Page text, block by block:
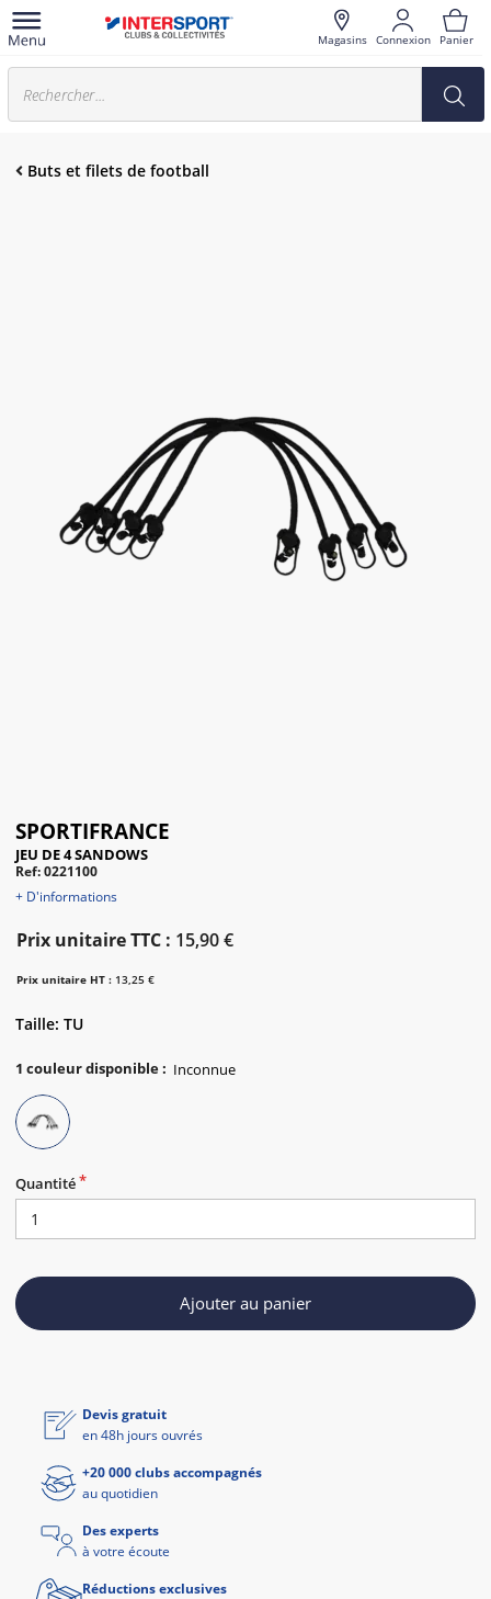
Magasins Connexion Panier
Buts et filets de football
SPORTIFRANCE
JEU DE 4 SANDOWS
Ref: 0221100
+ D'informations
Prix unitaire TTC : 15,90 €
Prix unitaire HT : 13,25 €
Taille: TU
1 couleur disponible:
Quantité
Ajouter au panier
Devis gratuit
en 48h jours ouvrés
+20 000 clubs accompagnés
au quotidien
Des experts
à votre écoute
Réductions exclusives